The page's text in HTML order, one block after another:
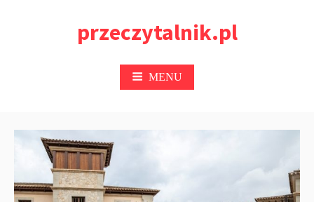
przeczytalnik.pl
MENU